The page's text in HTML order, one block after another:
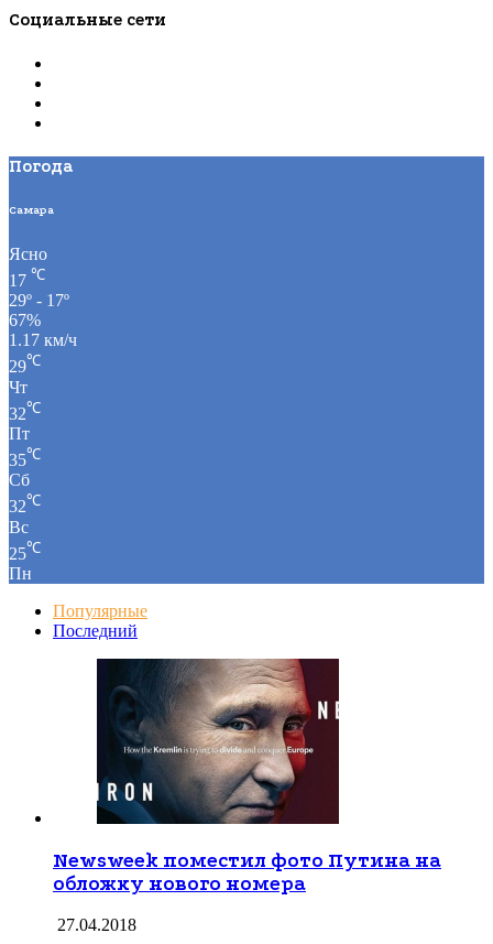
Добавить комментарий
Социальные сети
Погода
Самара
Ясно
17℃
29º - 17º
67%
1.17 км/ч
29℃
Чт
32℃
Пт
35℃
Сб
32℃
Вс
℃
Newsweek поместил фото Путина на
обложку нового номера